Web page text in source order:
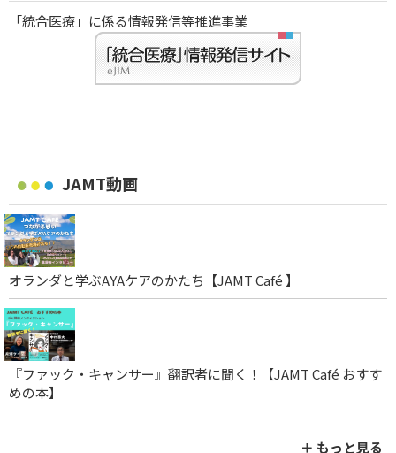
「統合医療」に係る情報発信等推進事業
JAMT動画
オランダと学ぶAYAケアのかたち【JAMT Café 】
『ファック・キャンサー』翻訳者に聞く！【JAMT Café おすす
めの本】
＋ もっと見る